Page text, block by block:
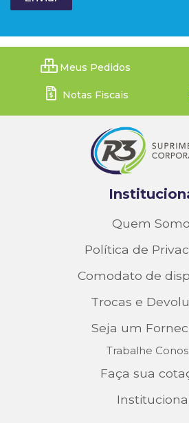
Meus Pedidos
Notas Fiscais
Quem
Política de
Comodato de
Trocas e
Seja um
Trabalhe
Faça sua